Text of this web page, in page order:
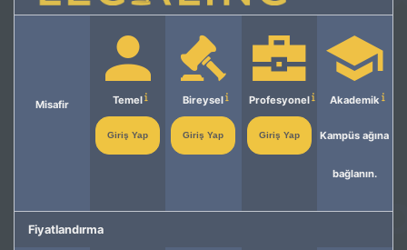
Misafir Temel
Giriş Yap
Bireysel
Giriş Yap
Profesyonel
Giriş Yap
Akademik
Kampüs ağına
bağlanın.
Fiyatlandırma